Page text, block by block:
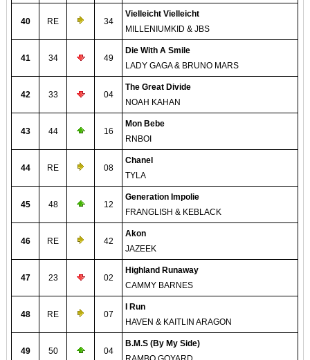
40 RE 34
Vielleicht Vielleicht
MILLENIUMKID & JBS
41 34 49
Die With A Smile
LADY GAGA & BRUNO MARS
42 33 04
The Great Divide
NOAH KAHAN
43 44 16
Mon Bebe
RNBOI
44 RE 08
Chanel
TYLA
45 48 12
Generation Impolie
FRANGLISH & KEBLACK
46 RE 42
Akon
JAZEEK
47 23 02
Highland Runaway
CAMMY BARNES
48 RE 07
I Run
HAVEN & KAITLIN ARAGON
49 50 04
B.M.S (By My Side)